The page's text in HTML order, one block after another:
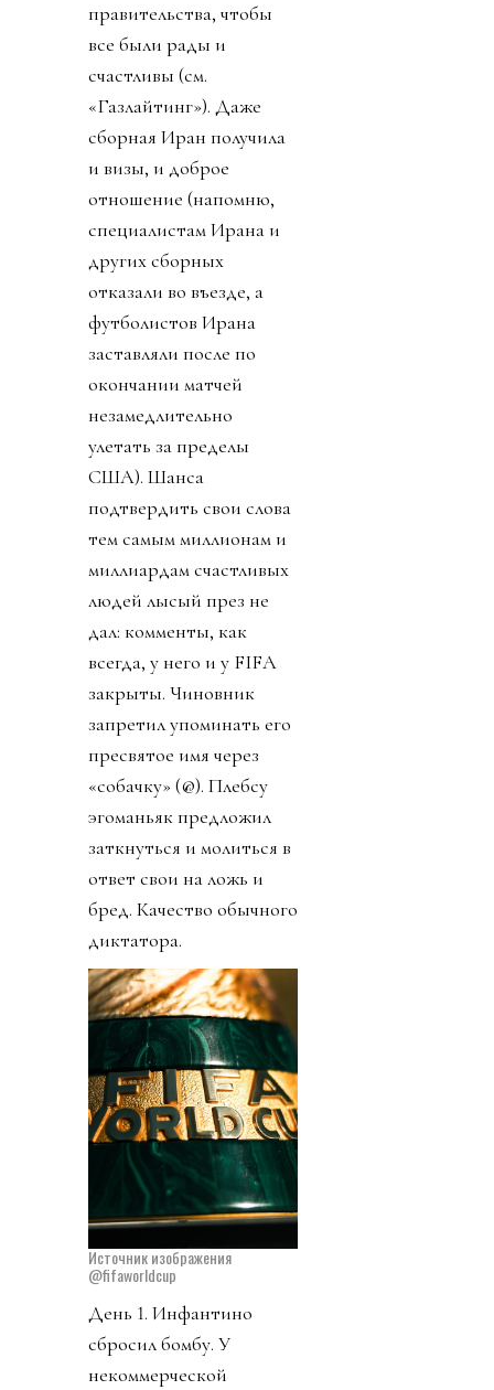
правительства, чтобы
все были рады и
счастливы (см.
«Газлайтинг»). Даже
сборная Иран получила
и визы, и доброе
отношение (напомню,
специалистам Ирана и
других сборных
отказали во въезде, а
футболистов Ирана
заставляли после по
окончании матчей
незамедлительно
улетать за пределы
США). Шанса
подтвердить свои слова
тем самым миллионам и
миллиардам счастливых
людей лысый през не
дал: комменты, как
всегда, у него и у FIFA
закрыты. Чиновник
запретил упоминать его
пресвятое имя через
«собачку» (@). Плебсу
эгоманьяк предложил
заткнуться и молиться в
ответ свои на ложь и
бред. Качество обычного
диктатора.
Источник изображения
@fifaworldcup
День 1. Инфантино
сбросил бомбу. У
некоммерческой